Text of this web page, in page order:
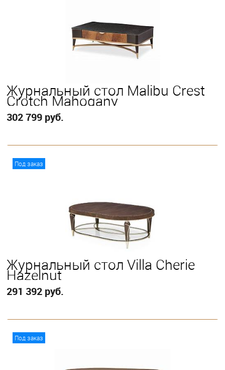
Журнальный стол Malibu Crest
Crotch Mahogany
302 799 руб.
Под заказ
Журнальный стол Villa Cherie
Hazelnut
291 392 руб.
Под заказ